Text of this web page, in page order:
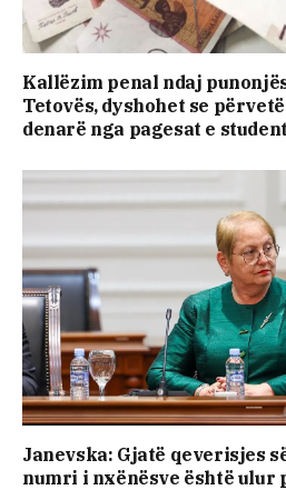
Kallëzim penal ndaj
Tetovës, dyshohet se
denarë nga pagesat e
Janevska: Gjatë qeverisjes
numri i nxënësve është ulur